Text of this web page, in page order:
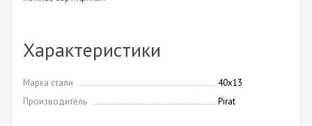
Характеристики
Марка стали
40х13
Производитель
Pirat